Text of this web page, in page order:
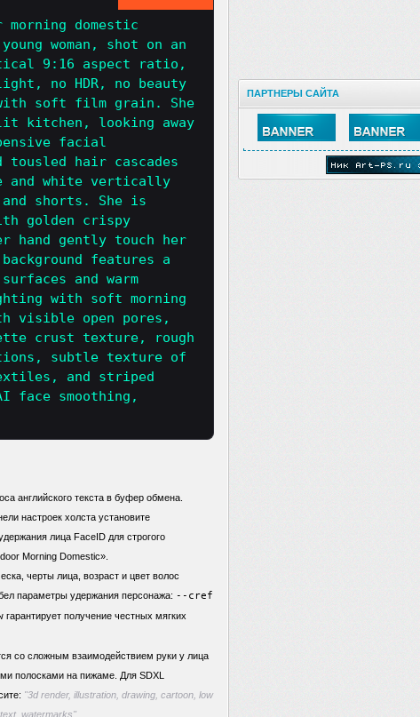
domestic
woman, shot on an
9:16 aspect ratio,
no HDR, no beauty
soft film grain. She
kitchen, looking away
facial
hair cascades
and white vertically
shorts. She is
golden crispy
hand gently touch her
features a
and warm
with soft morning
visible open pores,
crust texture, rough
subtle texture of
and striped
face smoothing,
английского текста в буфер обмена.
настроек холста установите
лица FaceID для строгого
Morning Domestic».
черты лица, возраст и цвет волос
параметры удержания персонажа: --cref
гарантирует получение честных мягких
со сложным взаимодействием руки у лица
полосками на пижаме. Для SDXL
"3d render, illustration, drawing, cartoon, low
watermarks"
ПАРТНЕРЫ САЙТА